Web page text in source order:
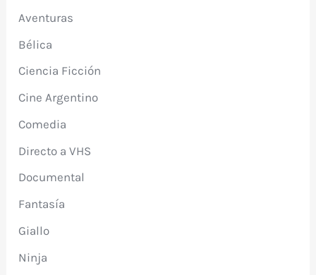
Aventuras
Bélica
Ciencia Ficción
Cine Argentino
Comedia
Directo a VHS
Documental
Fantasía
Giallo
Ninja